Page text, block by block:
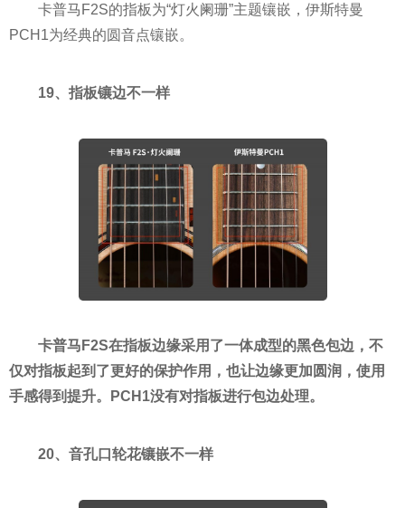
卡普马F2S的指板为“灯火阑珊”主题镶嵌，伊斯特曼
PCH1为经典的圆音点镶嵌。
19、指板镶边不一样
卡普马F2S在指板边缘采用了一体成型的黑色包边，不
仅对指板起到了更好的保护作用，也让边缘更加圆润，使用
手感得到提升。PCH1没有对指板进行包边处理。
20、音孔口轮花镶嵌不一样